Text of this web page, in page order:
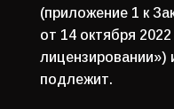
(приложение 1 к
от 14 октября
лицензировании»)
подлежит.